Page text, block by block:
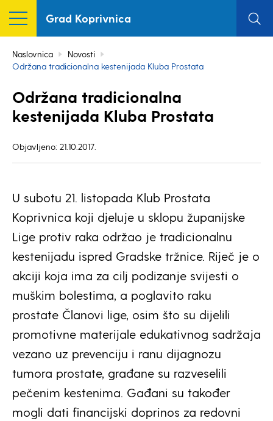
Grad Koprivnica
Naslovnica
Novosti
Održana tradicionalna kestenijada Kluba Prostata
Održana tradicionalna
kestenijada Kluba Prostata
Objavljeno: 21.10.2017.
U subotu 21. listopada Klub Prostata
Koprivnica koji djeluje u sklopu županijske
Lige protiv raka održao je tradicionalnu
kestenijadu ispred Gradske tržnice. Riječ je o
akciji koja ima za cilj podizanje svijesti o
muškim bolestima, a poglavito raku
prostate Članovi lige, osim što su dijelili
promotivne materijale edukativnog sadržaja
vezano uz prevenciju i ranu dijagnozu
tumora prostate, građane su razveselili
pečenim kestenima. Gađani su također
mogli dati financijski doprinos za redovni